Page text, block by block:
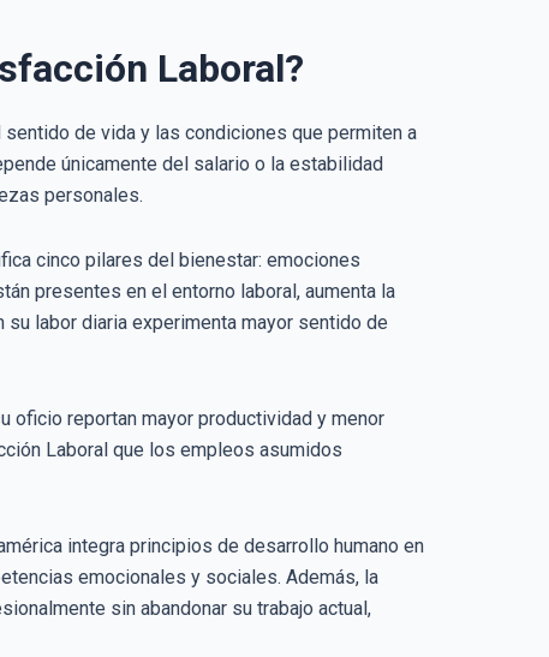
Laboral?
de vida y las condiciones que permiten a
únicamente del salario o la estabilidad
personales.
cinco pilares del bienestar: emociones
presentes en el entorno laboral, aumenta la
labor diaria experimenta mayor sentido de
oficio reportan mayor productividad y menor
Laboral que los empleos asumidos
integra principios de desarrollo humano en
emocionales y sociales. Además, la
sin abandonar su trabajo actual,